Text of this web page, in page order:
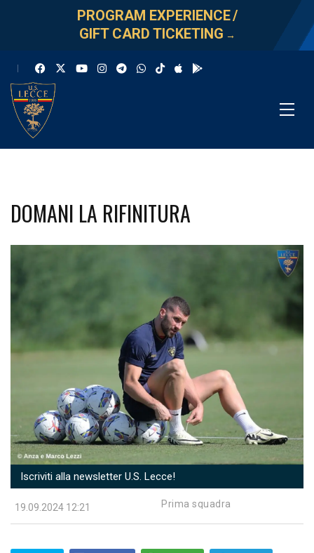
PROGRAM EXPERIENCE/
GIFT CARD TICKETING →
DOMANI LA RIFINITURA
Iscriviti alla newsletter U.S. Lecce!
19.09.2024 12:21 Prima squadra